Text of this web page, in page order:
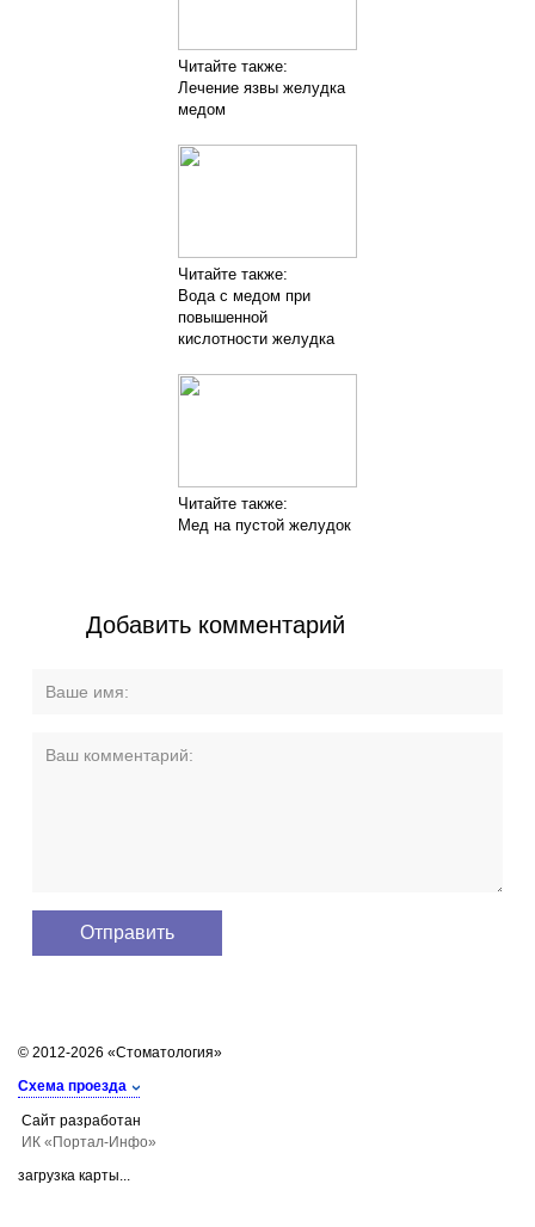
Читайте также:
Лечение язвы желудка
медом
Читайте также:
Вода с медом при
повышенной
кислотности желудка
Читайте также:
Мед на пустой желудок
Добавить комментарий
© 2012-2026 «Стоматология»
Схема проезда
Сайт разработан
ИК «Портал-Инфо»
загрузка карты...